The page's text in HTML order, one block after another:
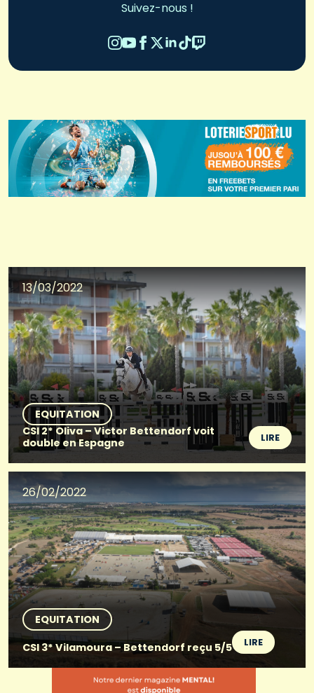
Suivez-nous !
13/03/2022
EQUITATION
CSI 2* Oliva – Victor Bettendorf voit
double en Espagne
LIRE
26/02/2022
EQUITATION
CSI 3* Vilamoura – Bettendorf reçu 5/5
LIRE